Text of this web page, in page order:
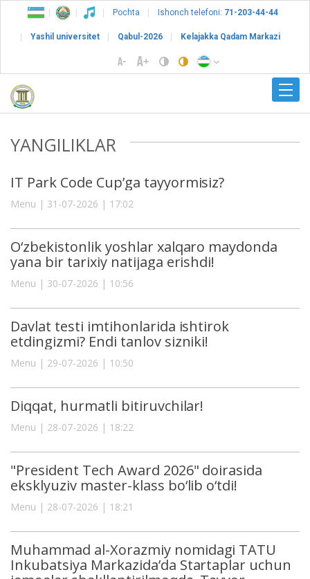
Pochta Ishonch telefoni: 71-203-44-44
Yashil universitet Qabul-2026 Kelajakka Qadam Markazi
YANGILIKLAR
IT Park Code Cup’ga tayyormisiz?
Menu | 31-07-2026 | 17:02
O‘zbekistonlik yoshlar xalqaro maydonda
yana bir tarixiy natijaga erishdi!
Menu | 30-07-2026 | 10:56
Davlat testi imtihonlarida ishtirok
etdingizmi? Endi tanlov sizniki!
Menu | 29-07-2026 | 10:50
Diqqat, hurmatli bitiruvchilar!
Menu | 28-07-2026 | 18:22
"President Tech Award 2026" doirasida
eksklyuziv master-klass bo‘lib o‘tdi!
Menu | 28-07-2026 | 18:21
Muhammad al-Xorazmiy nomidagi TATU
Inkubatsiya Markazida’da Startaplar uchun